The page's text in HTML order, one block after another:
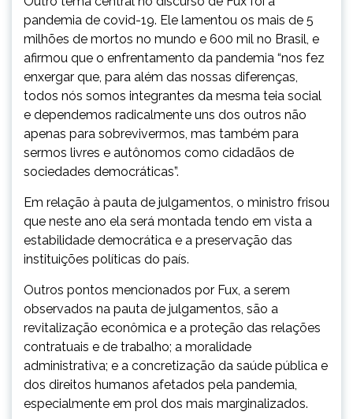
pandemia de covid-19. Ele lamentou os mais de 5
milhões de mortos no mundo e 600 mil no Brasil, e
afirmou que o enfrentamento da pandemia “nos fez
enxergar que, para além das nossas diferenças,
todos nós somos integrantes da mesma teia social
e dependemos radicalmente uns dos outros não
apenas para sobrevivermos, mas também para
sermos livres e autônomos como cidadãos de
sociedades democráticas”.
Em relação à pauta de julgamentos, o ministro frisou
que neste ano ela será montada tendo em vista a
estabilidade democrática e a preservação das
instituições políticas do país.
Outros pontos mencionados por Fux, a serem
observados na pauta de julgamentos, são a
revitalização econômica e a proteção das relações
contratuais e de trabalho; a moralidade
administrativa; e a concretização da saúde pública e
dos direitos humanos afetados pela pandemia,
especialmente em prol dos mais marginalizados.